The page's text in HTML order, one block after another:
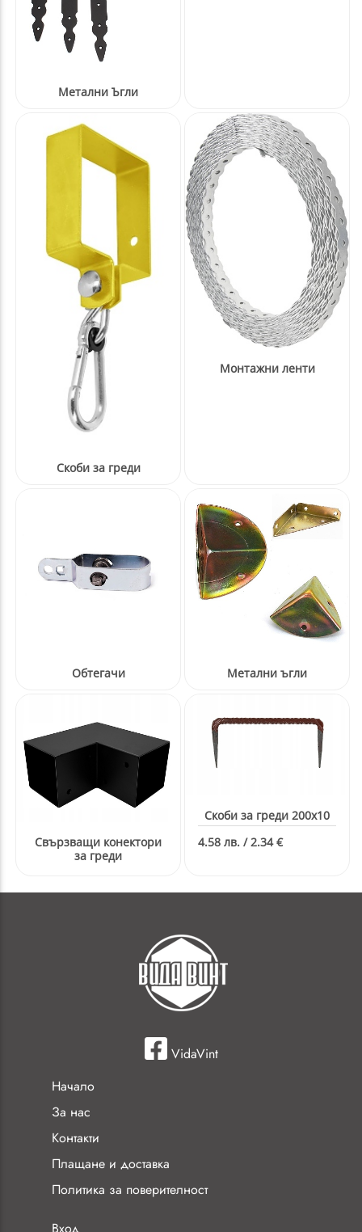
Метални Ъгли
Скоби за греди
Монтажни ленти
Обтегачи Метални ъгли
Свързващи конектори
за греди
Скоби за греди 200x10
4.58 лв. / 2.34 €
VidaVint
Начало
За нас
Контакти
Плащане и доставка
Политика за поверителност